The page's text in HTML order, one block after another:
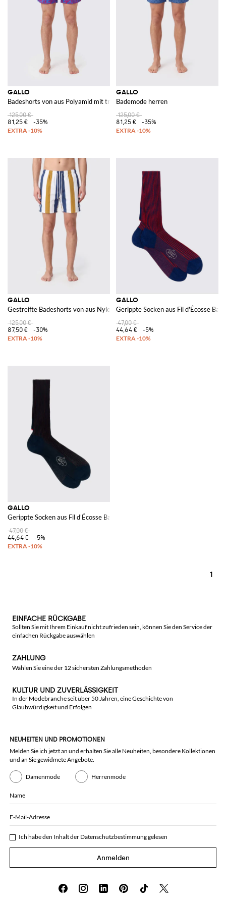
GALLO
Badeshorts von aus Polyamid mit tropischem Blumen-Print
125,00 €
81,25 €
-35%
GALLO
Bademode herren
125,00 €
81,25 €
-35%
GALLO
Gestreifte Badeshorts von aus Nylon mit elastischem Bund
125,00 €
87,50 €
-30%
GALLO
Gerippte Socken aus Fil d'Écosse
47,00 €
44,64 €
-5%
GALLO
Gerippte Socken aus Fil d'Écosse Baumwolle
47,00 €
44,64 €
-5%
1
EINFACHE RÜCKGABE
Sollten Sie mit Ihrem Einkauf nicht zufrieden sein, können Sie den Service der
einfachen Rückgabe auswählen
ZAHLUNG
Wählen Sie eine der 12 sichersten Zahlungsmethoden
KULTUR UND ZUVERLÄSSIGKEIT
In der Modebranche seit über 50 Jahren, eine Geschichte von
Glaubwürdigkeit und Erfolgen
NEUHEITEN UND PROMOTIONEN
Melden Sie ich jetzt an und erhalten Sie alle Neuheiten, besondere Kollektionen
und an Sie gewidmete Angebote.
Damenmode Herrenmode
Name
E-Mail-Adresse
Ich habe den Inhalt der Datenschutzbestimmunggelesen
Anmelden